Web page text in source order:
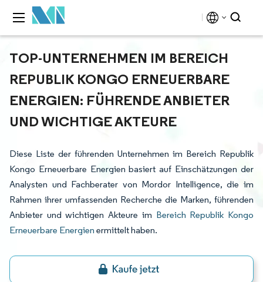
TOP-UNTERNEHMEN IM BEREICH
REPUBLIK KONGO ERNEUERBARE
ENERGIEN: FÜHRENDE ANBIETER
UND WICHTIGE AKTEURE
Diese Liste der führenden Unternehmen im Bereich Republik
Kongo Erneuerbare Energien basiert auf Einschätzungen der
Analysten und Fachberater von Mordor Intelligence, die im
Rahmen ihrer umfassenden Recherche die Marken, führenden
Anbieter und wichtigen Akteure im Bereich Republik Kongo
Erneuerbare Energien ermittelt haben.